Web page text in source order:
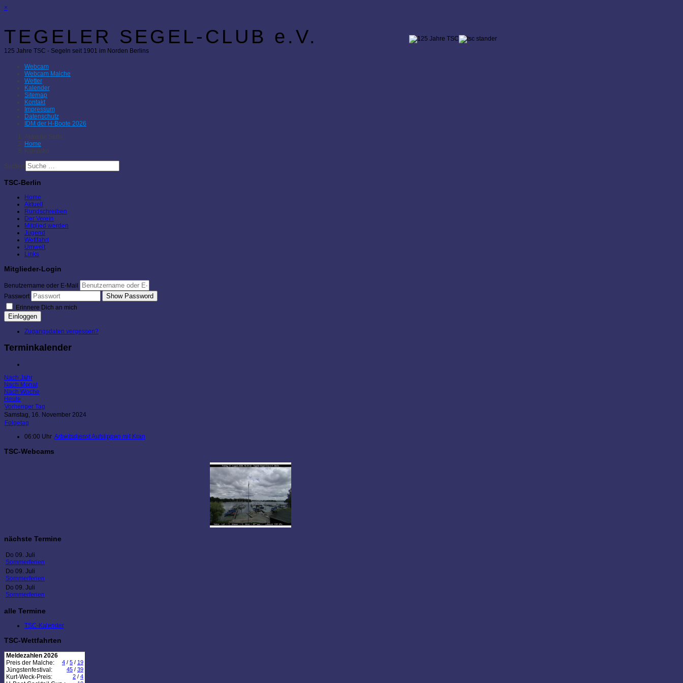
×
TEGELER SEGEL-CLUB e.V.
125 Jahre TSC - Segeln seit 1901 im Norden Berlins
Webcam
Webcam Malche
Wetter
Kalender
Sitemap
Kontakt
Impressum
Datenschutz
IDM der H-Boote 2026
Aktuelle Seite:
Home
Kalender
Suchen
TSC-Berlin
Home
Aktuell
Rundschreiben
Der Verein
Mitglied werden
Jugend
Wettfahrt
Umwelt
Links
Mitglieder-Login
Benutzername oder E-Mail
Passwort
Show Password
Erinnere Dich an mich
Einloggen
Zugangsdaten vergessen?
Terminkalender
Nach Jahr
Nach Monat
Nach Woche
Heute
Vorheriger Tag
Samstag, 16. November 2024
Folgetag
06:00 Uhr Arbeitsdienst Aufslippen mit Kran
TSC-Webcams
nächste Termine
Do 09. Juli
Sommerferien
Do 09. Juli
Sommerferien
Do 09. Juli
Sommerferien
alle Termine
TSC-Kalender
TSC-Wettfahrten
Meldezahlen 2026
Preis der Malche:
4 / 5 / 19
Jüngstenfestival: 45 / 39
Kurt-Weck-Preis: 2 / 4